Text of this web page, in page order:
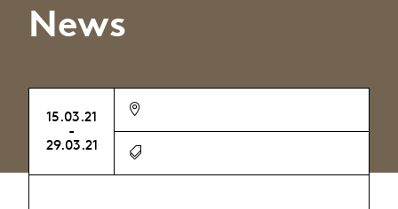
News
15.03.21
-
29.03.21